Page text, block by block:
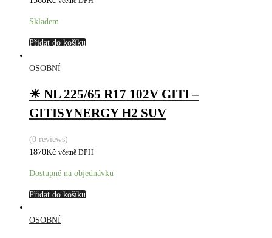
Skladem
Přidat do košíku
OSOBNÍ
☀ NL 225/65 R17 102V GITI –
GITISYNERGY H2 SUV
(0 reviews)
1870Kč včetně DPH
Dostupné na objednávku
Přidat do košíku
OSOBNÍ